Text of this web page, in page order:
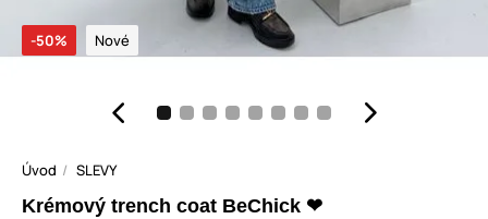
-50% Nové
Úvod SLEVY
Krémový trench coat BeChick ❤